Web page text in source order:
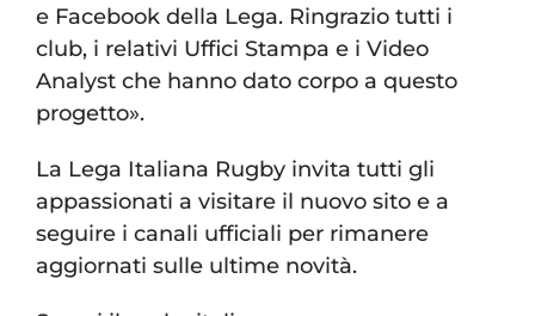
e Facebook della Lega. Ringrazio tutti i
club, i relativi Uffici Stampa e i Video
Analyst che hanno dato corpo a questo
progetto».
La Lega Italiana Rugby invita tutti gli
appassionati a visitare il nuovo sito e a
seguire i canali ufficiali per rimanere
aggiornati sulle ultime novità.